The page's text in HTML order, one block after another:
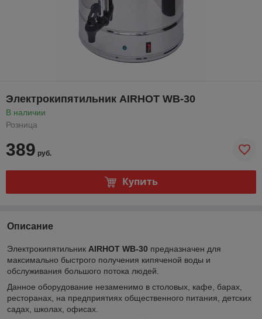
Электрокипятильник AIRHOT WB-30
В наличии
Розница
389 руб.
Купить
Описание
Электрокипятильник AIRHOT WB-30 предназначен для
максимально быстрого получения кипяченой воды и
обслуживания большого потока людей.
Данное оборудование незаменимо в столовых, кафе, барах,
ресторанах, на предприятиях общественного питания, детских
садах, школах, офисах.